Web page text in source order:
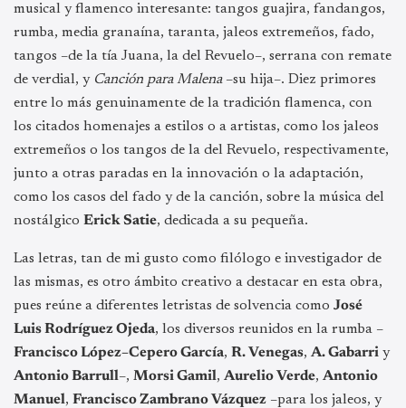
musical y flamenco interesante: tangos guajira, fandangos,
rumba, media granaína, taranta, jaleos extremeños, fado,
tangos –de la tía Juana, la del Revuelo–, serrana con remate
de verdial, y Canción para Malena–su hija–. Diez primores
entre lo más genuinamente de la tradición flamenca, con
los citados homenajes a estilos o a artistas, como los jaleos
extremeños o los tangos de la del Revuelo, respectivamente,
junto a otras paradas en la innovación o la adaptación,
como los casos del fado y de la canción, sobre la música del
nostálgico Erick Satie, dedicada a su pequeña.
Las letras, tan de mi gusto como filólogo e investigador de
las mismas, es otro ámbito creativo a destacar en esta obra,
pues reúne a diferentes letristas de solvencia como José
Luis Rodríguez Ojeda, los diversos reunidos en la rumba –
Francisco López–Cepero García, R. Venegas, A. Gabarri y
Antonio Barrull–, Morsi Gamil, Aurelio Verde, Antonio
Manuel, Francisco Zambrano Vázquez –para los jaleos, y